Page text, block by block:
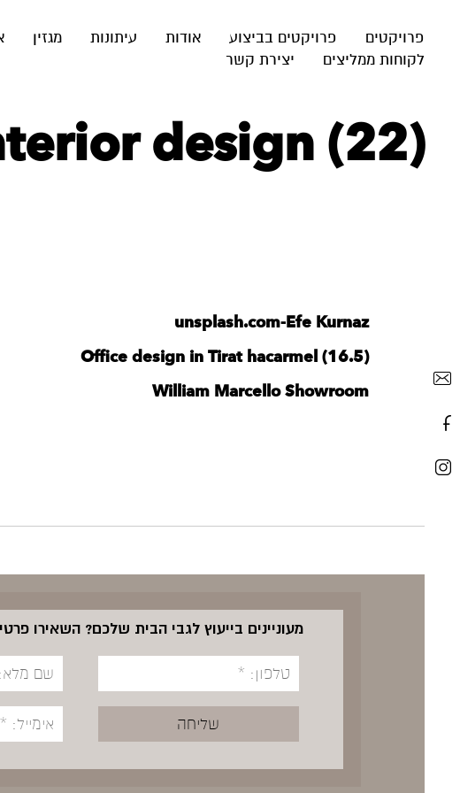
פרויקטים פרויקטים בביצוע אודות עיתונות מגזין
לקוחות ממליצים
יצירת קשר
design (22)
unsplash.com-Efe Kurnaz
Office design in Tirat hacarmel (16.5)
William Marcello Showroom
מעוניינים בייעוץ לגבי הבית שלכם? השאירו